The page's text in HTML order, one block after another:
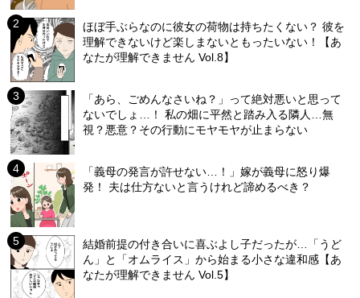
ほぼ手ぶらなのに彼女の荷物は持ちたくない？ 彼を
理解できないけど楽しまないともったいない！【あ
なたが理解できません Vol.8】
「あら、ごめんなさいね？」って絶対悪いと思って
ないでしょ…！ 私の畑に平然と踏み入る隣人…無
視？悪意？その行動にモヤモヤが止まらない
「義母の発言が許せない…！」嫁が義母に怒り爆
発！ 夫は仕方ないと言うけれど諦めるべき？
結婚前提の付き合いに喜ぶよし子だったが…「うど
ん」と「オムライス」から始まる小さな違和感【あ
なたが理解できません Vol.5】